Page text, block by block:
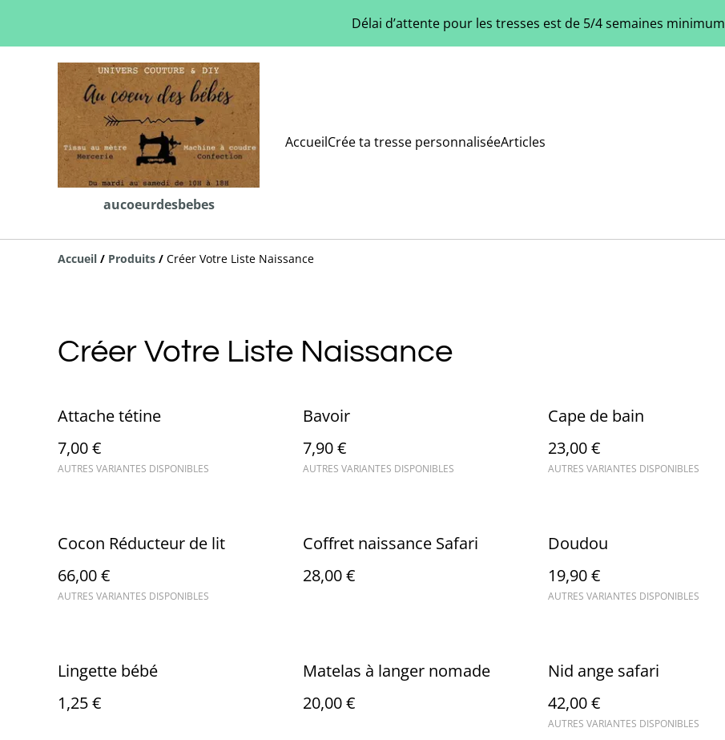
Délai d’attente pour les tresses est de 5/4 semaines minimum
aucoeurdesbebes
AccueilCrée ta tresse personnaliséeArticles
Accueil / Produits / Créer Votre Liste Naissance
Créer Votre Liste Naissance
Attache tétine
7,00 €
AUTRES VARIANTES DISPONIBLES
Bavoir
7,90 €
AUTRES VARIANTES DISPONIBLES
Cape de bain
23,00 €
AUTRES VARIANTES DISPONIBLES
Cocon Réducteur de lit
66,00 €
AUTRES VARIANTES DISPONIBLES
Coffret naissance Safari
28,00 €
Doudou
19,90 €
AUTRES VARIANTES DISPONIBLES
Lingette bébé
1,25 €
Matelas à langer nomade
20,00 €
Nid ange safari
42,00 €
AUTRES VARIANTES DISPONIBLES